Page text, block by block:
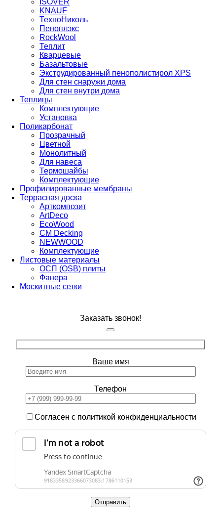
ISOVER
KNAUF
ТехноНиколь
Пеноплэкс
RockWool
Теплит
Кварцевые
Базальтовые
Экструдированный пенополистирол XPS
Для стен снаружи дома
Для стен внутри дома
Теплицы
Комплектующие
Установка
Поликарбонат
Прозрачный
Цветной
Монолитный
Для навеса
Термошайбы
Комплектующие
Профилированные мембраны
Террасная доска
Арткомпозит
ArtDeco
EcoWood
CM Decking
NEWWOOD
Комплектующие
Листовые материалы
ОСП (OSB) плиты
Фанера
Москитные сетки
Заказать звонок!
Ваше имя
Телефон
Согласен с политикой конфиденциальности